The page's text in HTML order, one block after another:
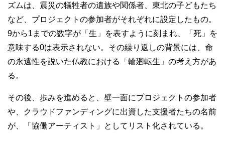
ズムは、震災の犠牲者の遺族や関係者、東北の子どもたち
など、プロジェクトの参加者がそれぞれに設定したもの。
9から1までの数字が「生」を表すように刻まれ、「死」を
意味する0は表示されない。その繰り返しの背景には、命
の永遠性を説いた仏教における「輪廻転生」の考え方があ
る。
その後、歩みを進めると、壁一面にプロジェクトの参加者
や、クラウドファンディングに出資した支援者たちの名前
が、「協働アーティスト」としてリスト化されている。